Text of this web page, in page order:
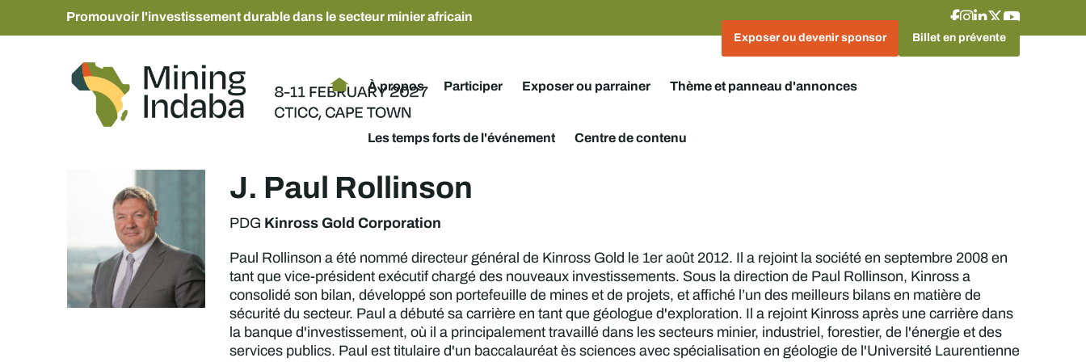
Promouvoir l'investissement durable dans le secteur minier africain
Exposer ou devenir sponsor Billet en prévente
À propos Participer Exposer ou parrainer Thème et panneau d'annonces
Les temps forts de l'événement Centre de contenu
J. Paul Rollinson
PDG Kinross Gold Corporation
Paul Rollinson a été nommé directeur général de Kinross Gold le 1er août 2012. Il a rejoint la société en septembre 2008 en
tant que vice-président exécutif chargé des nouveaux investissements. Sous la direction de Paul Rollinson, Kinross a
consolidé son bilan, développé son portefeuille de mines et de projets, et affiché l’un des meilleurs bilans en matière de
sécurité du secteur. Paul a débuté sa carrière en tant que géologue d'exploration. Il a rejoint Kinross après une carrière dans
la banque d'investissement, où il a principalement travaillé dans les secteurs minier, industriel, forestier, de l'énergie et des
services publics. Paul est titulaire d'un baccalauréat ès sciences avec spécialisation en géologie de l'Université Laurentienne